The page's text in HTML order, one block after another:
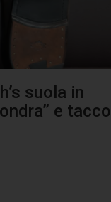
suola in
e tacco